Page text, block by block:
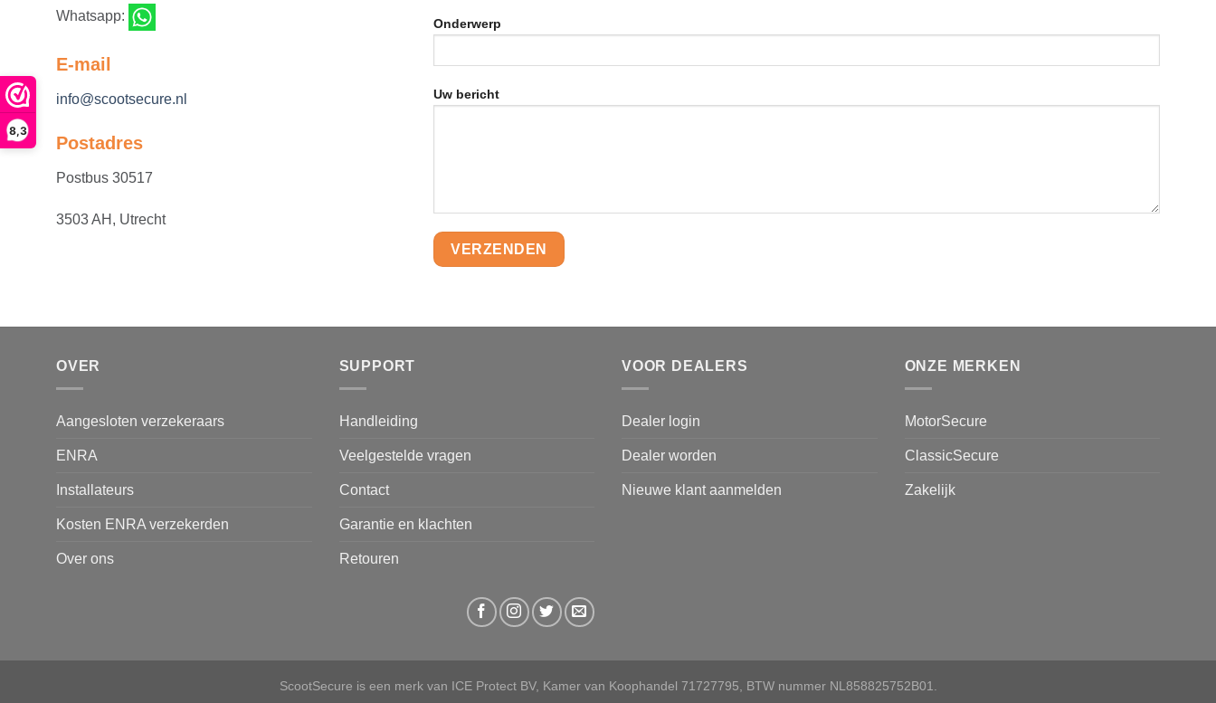
8,3
Whatsapp:
E-mail
info@scootsecure.nl
Postadres
Postbus 30517
3503 AH, Utrecht
Onderwerp
Uw bericht
OVER
Aangesloten verzekeraars
ENRA
Installateurs
Kosten ENRA verzekerden
Over ons
SUPPORT
Handleiding
Veelgestelde vragen
Contact
Garantie en klachten
Retouren
VOOR DEALERS
Dealer login
Dealer worden
Nieuwe klant aanmelden
ONZE MERKEN
MotorSecure
ClassicSecure
Zakelijk
ScootSecure is een merk van ICE Protect BV, Kamer van Koophandel 71727795, BTW nummer NL858825752B01.